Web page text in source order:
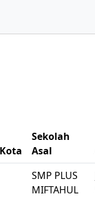
Sekolah
Asal
SMP PLUS
MIFTAHUL